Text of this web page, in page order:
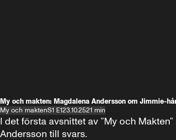
My och makten: Magdalena Andersson om Jimmie-
My och maktenS1 E123.10.2521 min
I det första avsnittet av ”My och
Andersson till svars.